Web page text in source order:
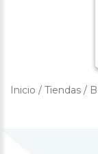
Inicio / Tiendas /